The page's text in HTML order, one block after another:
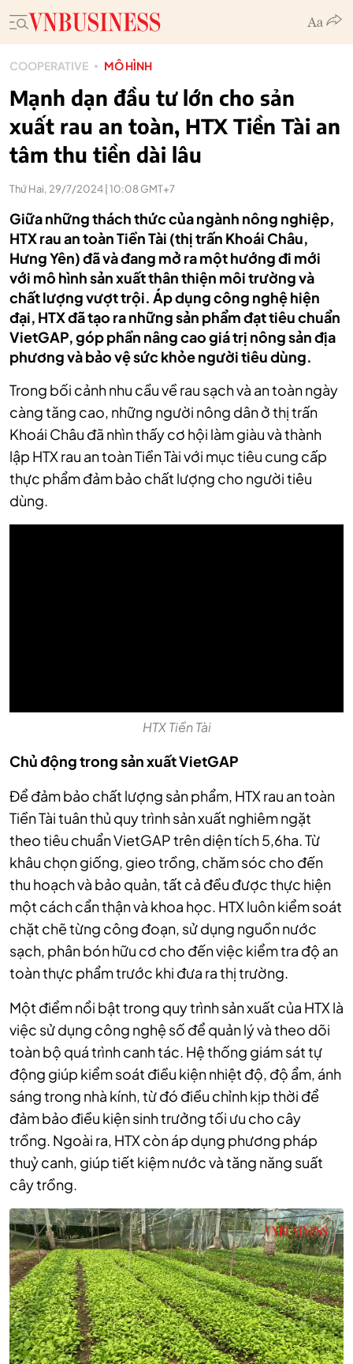
COOPERATIVE MÔ HÌNH
Mạnh dạn đầu tư lớn cho sản
xuất rau an toàn, HTX Tiền Tài an
tâm thu tiền dài lâu
Thứ Hai, 29/7/2024 | 10:08 GMT+7
Giữa những thách thức của ngành nông nghiệp,
HTX rau an toàn Tiền Tài (thị trấn Khoái Châu,
Hưng Yên) đã và đang mở ra một hướng đi mới
với mô hình sản xuất thân thiện môi trường và
chất lượng vượt trội. Áp dụng công nghệ hiện
đại, HTX đã tạo ra những sản phẩm đạt tiêu chuẩn
VietGAP, góp phần nâng cao giá trị nông sản địa
phương và bảo vệ sức khỏe người tiêu dùng.
Trong bối cảnh nhu cầu về rau sạch và an toàn ngày
càng tăng cao, những người nông dân ở thị trấn
Khoái Châu đã nhìn thấy cơ hội làm giàu và thành
lập HTX rau an toàn Tiền Tài với mục tiêu cung cấp
thực phẩm đảm bảo chất lượng cho người tiêu
dùng.
HTX Tiền Tài
Chủ động trong sản xuất VietGAP
Để đảm bảo chất lượng sản phẩm, HTX rau an toàn
Tiền Tài tuân thủ quy trình sản xuất nghiêm ngặt
theo tiêu chuẩn VietGAP trên diện tích 5,6ha. Từ
khâu chọn giống, gieo trồng, chăm sóc cho đến
thu hoạch và bảo quản, tất cả đều được thực hiện
một cách cẩn thận và khoa học. HTX luôn kiểm soát
chặt chẽ từng công đoạn, sử dụng nguồn nước
sạch, phân bón hữu cơ cho đến việc kiểm tra độ an
toàn thực phẩm trước khi đưa ra thị trường.
Một điểm nổi bật trong quy trình sản xuất của HTX là
việc sử dụng công nghệ số để quản lý và theo dõi
toàn bộ quá trình canh tác. Hệ thống giám sát tự
động giúp kiểm soát điều kiện nhiệt độ, độ ẩm, ánh
sáng trong nhà kính, từ đó điều chỉnh kịp thời để
đảm bảo điều kiện sinh trưởng tối ưu cho cây
trồng. Ngoài ra, HTX còn áp dụng phương pháp
thuỷ canh, giúp tiết kiệm nước và tăng năng suất
cây trồng.